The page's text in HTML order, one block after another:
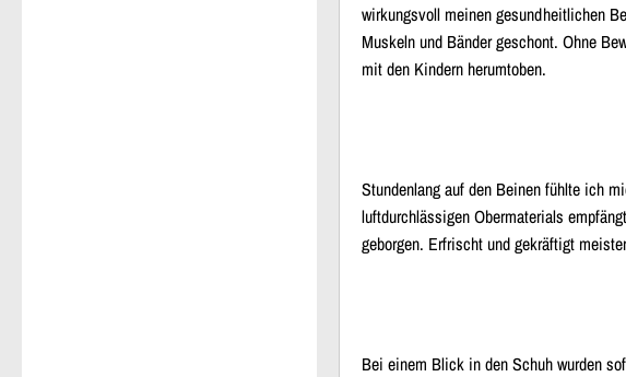
wirkungsvoll meinen gesundheitlichen
Muskeln und Bänder geschont. Ohne
mit den Kindern herumtoben.
Stundenlang auf den Beinen fühlte ich
luftdurchlässigen Obermaterials
geborgen. Erfrischt und gekräftigt
Bei einem Blick in den Schuh wurden